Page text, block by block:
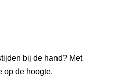
bij de hand? Met
op de hoogte.